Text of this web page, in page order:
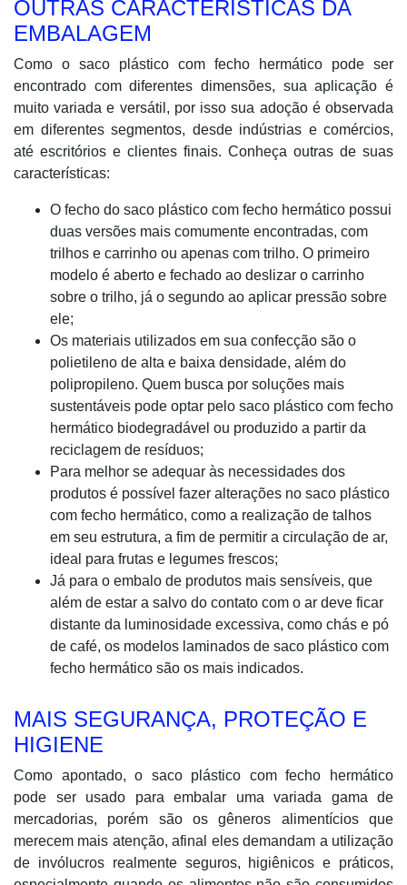
OUTRAS CARACTERÍSTICAS DA
EMBALAGEM
Como o saco plástico com fecho hermático pode ser
encontrado com diferentes dimensões, sua aplicação é
muito variada e versátil, por isso sua adoção é observada
em diferentes segmentos, desde indústrias e comércios,
até escritórios e clientes finais. Conheça outras de suas
características:
O fecho do saco plástico com fecho hermático possui
duas versões mais comumente encontradas, com
trilhos e carrinho ou apenas com trilho. O primeiro
modelo é aberto e fechado ao deslizar o carrinho
sobre o trilho, já o segundo ao aplicar pressão sobre
ele;
Os materiais utilizados em sua confecção são o
polietileno de alta e baixa densidade, além do
polipropileno. Quem busca por soluções mais
sustentáveis pode optar pelo saco plástico com fecho
hermático biodegradável ou produzido a partir da
reciclagem de resíduos;
Para melhor se adequar às necessidades dos
produtos é possível fazer alterações no saco plástico
com fecho hermático, como a realização de talhos
em seu estrutura, a fim de permitir a circulação de ar,
ideal para frutas e legumes frescos;
Já para o embalo de produtos mais sensíveis, que
além de estar a salvo do contato com o ar deve ficar
distante da luminosidade excessiva, como chás e pó
de café, os modelos laminados de saco plástico com
fecho hermático são os mais indicados.
MAIS SEGURANÇA, PROTEÇÃO E
HIGIENE
Como apontado, o saco plástico com fecho hermático
pode ser usado para embalar uma variada gama de
mercadorias, porém são os gêneros alimentícios que
merecem mais atenção, afinal eles demandam a utilização
de invólucros realmente seguros, higiênicos e práticos,